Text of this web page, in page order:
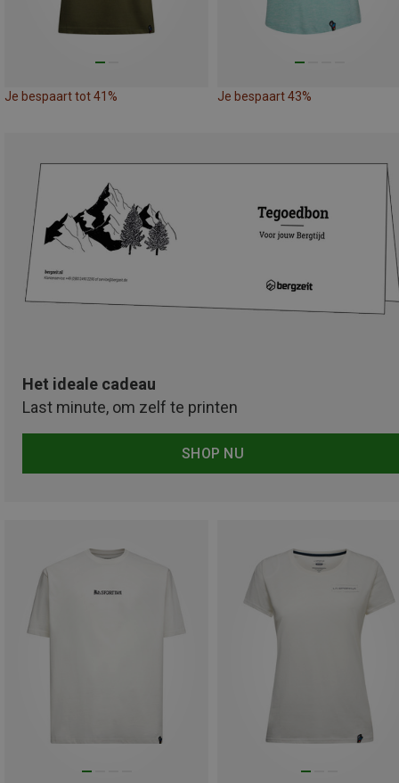
Je bespaart tot 41% Je bespaart 43%
Het ideale cadeau
Last minute, om zelf te printen
SHOP NU